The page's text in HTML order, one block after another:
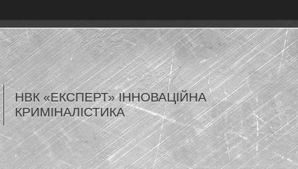
НВК «ЕКСПЕРТ» ІННОВАЦІЙНА
КРИМІНАЛІСТИКА